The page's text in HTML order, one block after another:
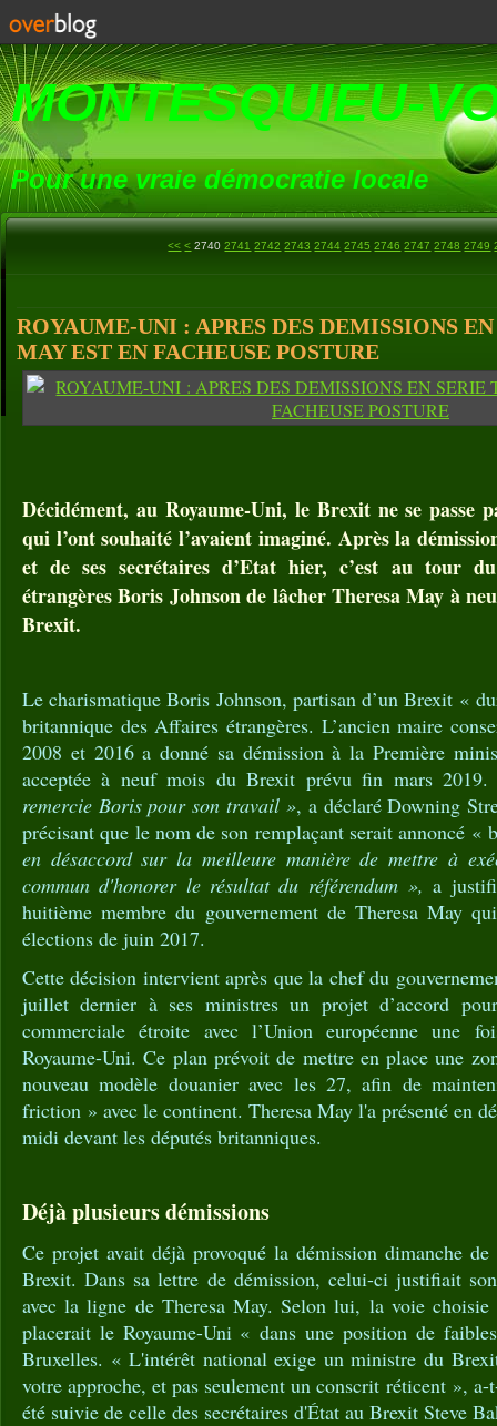
MONTESQUIEU-
Pour une vraie démocratie locale
<< < 2700
2710
2720
2730
2740 2741 2742 2743 2744 2745 2746 2747 2748 2749
ROYAUME-UNI : APRES DES DEMISSIONS
MAY EST EN FACHEUSE POSTURE
Décidément, au Royaume-Uni, le Brexit ne se passe
qui l’ont souhaité l’avaient imaginé. Après la
et de ses secrétaires d’Etat hier, c’est au tour
étrangères Boris Johnson de lâcher Theresa May à
Brexit.
Le charismatique Boris Johnson, partisan d’un Brexit «
britannique des Affaires étrangères. L’ancien maire
2008 et 2016 a donné sa démission à la Première
acceptée à neuf mois du Brexit prévu fin mars
remercie Boris pour son travail », a déclaré Downing
précisant que le nom de son remplaçant serait annoncé
en désaccord sur la meilleure manière de mettre à
commun d'honorer le résultat du référendum », a
huitième membre du gouvernement de Theresa May
élections de juin 2017.
Cette décision intervient après que la chef du
juillet dernier à ses ministres un projet d’accord
commerciale étroite avec l’Union européenne une
Royaume-Uni. Ce plan prévoit de mettre en place une
nouveau modèle douanier avec les 27, afin de
friction » avec le continent. Theresa May l'a présenté en
midi devant les députés britanniques.
Déjà plusieurs démissions
Ce projet avait déjà provoqué la démission dimanche
Brexit. Dans sa lettre de démission, celui-ci justifiait
avec la ligne de Theresa May. Selon lui, la voie
placerait le Royaume-Uni « dans une position de
Bruxelles. « L'intérêt national exige un ministre du
votre approche, et pas seulement un conscrit réticent »,
été suivie de celle des secrétaires d'État au Brexit Steve